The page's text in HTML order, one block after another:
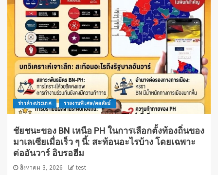
ข่าวต่างประเทศ รายงานพิเศษ/คอลัมน์
ชัยชนะของ BN เหนือ PH ในการเลือกตั้งท้องถิ่นของ
มาเลเซียเมื่อเร็ว ๆ นี้: สะท้อนอะไรบ้าง โดยเฉพาะ
ต่ออันวาร์ อิบรอฮีม
สิงหาคม 3, 2026 test